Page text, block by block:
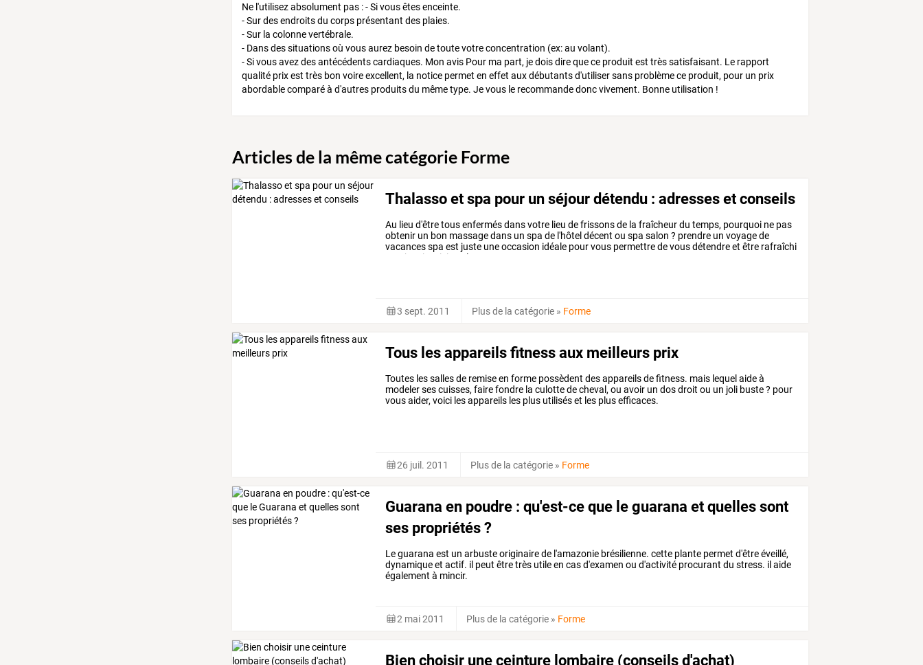
Ne l'utilisez absolument pas : - Si vous êtes enceinte.
- Sur des endroits du corps présentant des plaies.
- Sur la colonne vertébrale.
- Dans des situations où vous aurez besoin de toute votre concentration (ex: au volant).
- Si vous avez des antécédents cardiaques. Mon avis Pour ma part, je dois dire que ce produit est très satisfaisant. Le rapport
qualité prix est très bon voire excellent, la notice permet en effet aux débutants d'utiliser sans problème ce produit, pour un prix
abordable comparé à d'autres produits du même type. Je vous le recommande donc vivement. Bonne utilisation !
Articles de la même catégorie Forme
Thalasso et spa pour un séjour détendu : adresses et conseils
Au lieu d'êtretousenfermésdansvotre lieu defrissonsde la fraîcheurdu temps, pourquoi ne pas
obtenir un bon massagedans un spa de l'hôtel décent ou spa salon ? prendre un voyagede
vacancesspa est juste uneoccasion idéale pourvous permettredevousdétendreet être rafraîchi
rajeuni. voici quelques
3 sept. 2011 Plus de la catégorie » Forme
Tous les appareils fitness aux meilleurs prix
Toutes les salles de remise en forme possèdent des appareils de fitness. mais lequel aide à
modeler ses cuisses, faire fondre la culotte de cheval, ou avoir un dos droit ou un joli buste ? pour
vous aider, voici les appareils les plus utilisés et les plus efficaces.
26 juil. 2011 Plus de la catégorie » Forme
Guarana en poudre : qu'est-ce que le guarana et quelles sont
ses propriétés ?
Le guarana est un arbuste originaire de l'amazonie brésilienne. cette plante permet d'être éveillé,
dynamique et actif. il peut être très utile en cas d'examen ou d'activité procurant du stress. il aide
également à mincir.
2 mai 2011 Plus de la catégorie » Forme
Bien choisir une ceinture lombaire (conseils d'achat)